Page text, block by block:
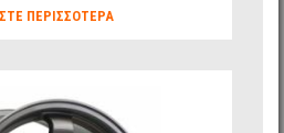
ΠΕΡΙΣΣΌΤΕΡΑ